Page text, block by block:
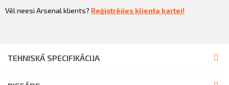
Vēl neesi Arsenal klients? Reģistrējies klienta kartei!
TEHNISKĀ SPECIFIKĀCIJA